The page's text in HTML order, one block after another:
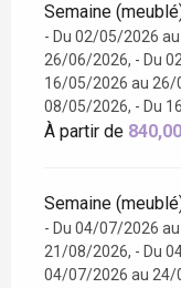
Semaine
- Du 02/05/2026
26/06/2026, - Du
16/05/2026 au 26/
08/05/2026, - Du
À partir de
Semaine
- Du 04/07/2026
21/08/2026, - Du
04/07/2026 au 24/